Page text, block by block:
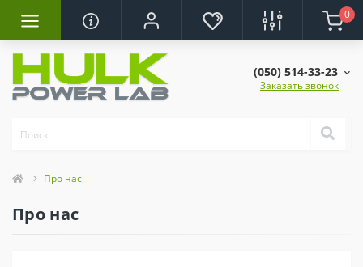
0
(050) 514-33-23
Заказать звонок
Про нас
Про нас